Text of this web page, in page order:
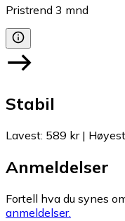
Pristrend 3 mnd
Stabil
Lavest: 589 kr| Høyest
Anmeldelser
Fortell hva du synes
anmeldelser.